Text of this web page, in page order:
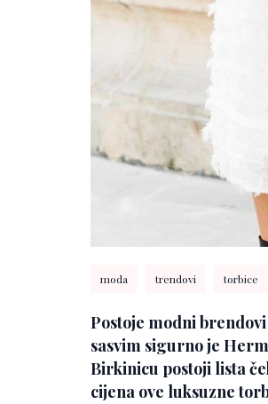
moda trendovi torbice
Postoje modni
sasvim sigurno je
Birkinicu postoji lista
cijena ove luksuzne